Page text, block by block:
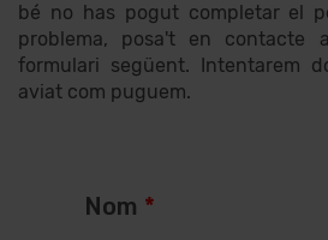
bé no has pogut completar el
problema, posa't en contacte
formulari següent. Intentarem
aviat com puguem.
Nom *